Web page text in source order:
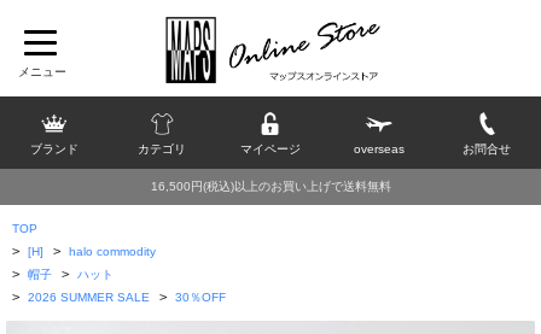
ブランド カテゴリ マイページ overseas お問合せ
16,500円(税込)以上のお買い上げで送料無料
TOP
> [H] > halo commodity
> 帽子 > ハット
> 2026 SUMMER SALE > 30％OFF